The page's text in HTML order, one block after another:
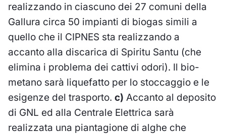
realizzando in ciascuno dei 27 comuni della
Gallura circa 50 impianti di biogas simili a
quello che il CIPNES sta realizzando a
accanto alla discarica di Spiritu Santu (che
elimina i problema dei cattivi odori). Il bio-
metano sarà liquefatto per lo stoccaggio e le
esigenze del trasporto. c) Accanto al deposito
di GNL ed alla Centrale Elettrica sarà
realizzata una piantagione di alghe che